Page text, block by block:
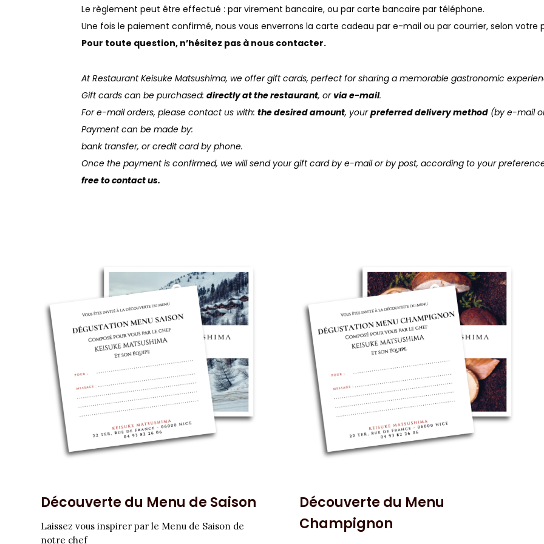
Le règlement peut être effectué : par virement bancaire, ou par carte bancaire par téléphone.
Une fois le paiement confirmé, nous vous enverrons la carte cadeau par e-mail ou par courrier, selon votre
Pour toute question, n’hésitez pas à nous contacter.
At Restaurant Keisuke Matsushima, we offer gift cards, perfect for sharing a memorable gastronomic
Gift cards can be purchased:directly at the restaurant, orvia e-mail.
For e-mail orders, please contact us with:the desired amount, yourpreferred delivery method (by e-mail
Payment can be made by:
bank transfer, or credit card by phone.
Once the payment is confirmed, we will send your gift card by e-mail or by post, according to your
free to contact us.
Découverte du Menu de Saison
Laissez vous inspirer par le Menu de Saison de
notre chef
Découverte du Menu
Champignon